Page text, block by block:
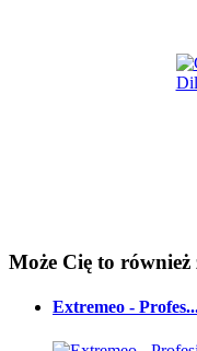
Może Cię to również
Extremeo -